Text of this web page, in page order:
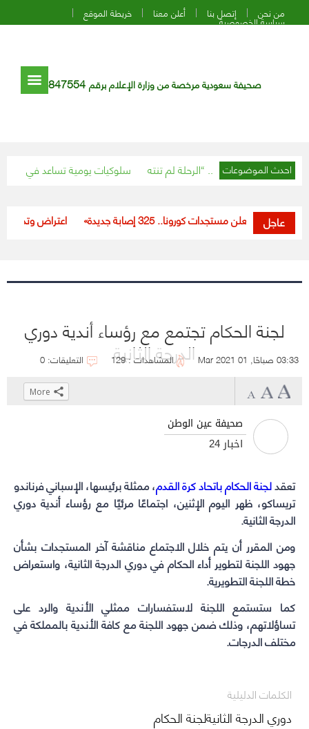
من نحن إتصل بنا أعلن معنا خريطة الموقع
سياسة الخصوصية
صحيفة سعودية مرخصة من وزارة الإعلام برقم 847554
احدث الموضوعات 5 سلوكيات يومية تساعد في تخليص
عاجل اعتراض وتدمير «الصحة» تعلن مستجدات كورونا.. 325 إصابة جديدة
لجنة الحكام تجتمع مع رؤساء أندية دوري
الدرجة الثانية 03:33 صباحًا, 01 Mar 2021 المشاهدات : 129 التعليقات: 0
صحيفة عين الوطن
أخبار 24
تعقدلجنة الحكام باتحاد كرة القدم، ممثلة برئيسها، الإسباني فرناندو
تريساكو، ظهر اليوم الإثنين، اجتماعًا مرئيًا مع رؤساء أندية دوري
الدرجة الثانية.
ومن المقرر أن يتم خلال الاجتماع مناقشة آخر المستجدات بشأن
جهود اللجنة لتطوير أداء الحكام في دوري الدرجة الثانية، واستعراض
خطة اللجنة التطويرية.
كما ستستمعاللجنة لاستفسارات ممثلي الأندية والرد على
تساؤلاتهم، وذلك ضمن جهود اللجنة مع كافة الأندية بالمملكة في
مختلف الدرجات.
(Opens
in
window)
(Opens
in
window)
(Opens
in
Click
(Opens
in
More
الكلمات الدليلية
دوري الدرجة الثانيةلجنة الحكام